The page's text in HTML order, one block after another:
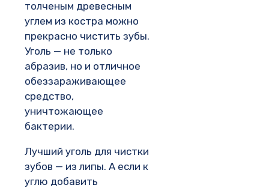
толченым древесным
углем из костра можно
прекрасно чистить зубы.
Уголь — не только
абразив, но и отличное
обеззараживающее
средство,
уничтожающее
бактерии.
Лучший уголь для чистки
зубов — из липы. А если к
углю добавить